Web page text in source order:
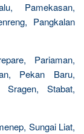
Pamekasan,
Pangkalan
Pariaman,
Pekan Baru,
Sragen, Stabat,
Sungai Liat,